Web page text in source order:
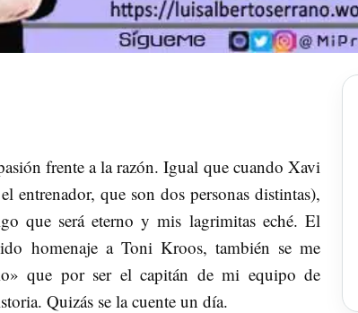
frente a la razón. Igual que cuando Xavi
entrenador, que son dos personas distintas),
que será eterno y mis lagrimitas eché. El
homenaje a Toni Kroos, también se me
que por ser el capitán de mi equipo de
Quizás se la cuente un día.